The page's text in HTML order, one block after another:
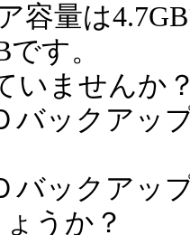
容量は
す。
いませんか
バックアッ
バックアッ
うか？